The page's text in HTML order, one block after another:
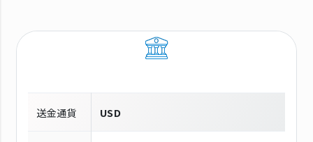
送金通貨 USD